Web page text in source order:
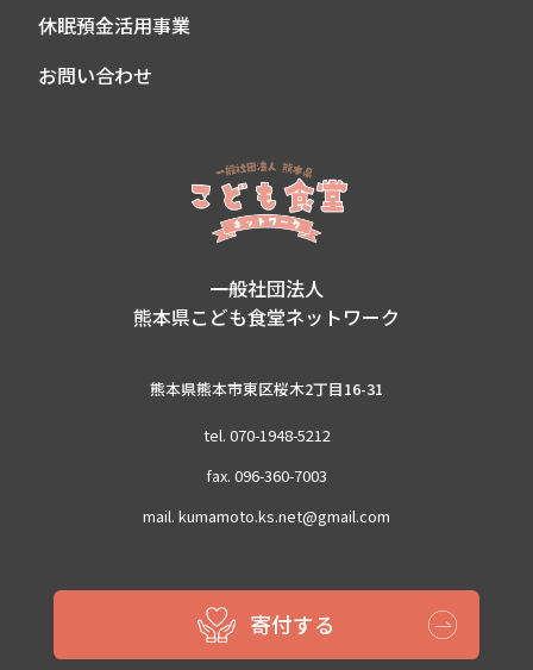
休眠預金活用事業
お問い合わせ
一般社団法人
熊本県こども食堂ネットワーク
熊本県熊本市東区桜木2丁目16-31
tel. 070-1948-5212
fax. 096-360-7003
mail. kumamoto.ks.net@gmail.com
Copyright (C) 2021 kodomosyokudou-kumamoto All Rights Reserved
寄付する